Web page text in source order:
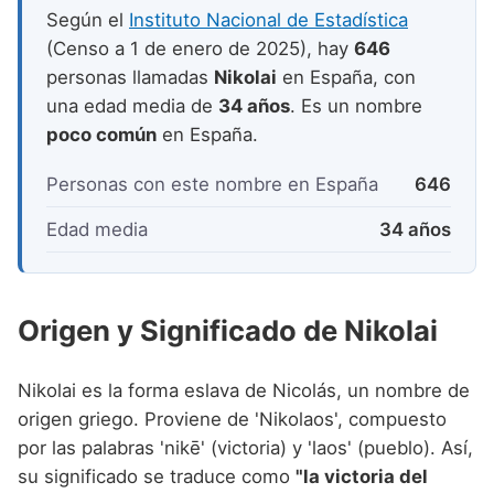
Nombres de niño que empiezan por P
Nombres de niño que empiezan por Q
Nombres de niño que empiezan por R
Nombres de niño que empiezan por S
Nombres de niño que empiezan por T
Nombres de niño que empiezan por U
Nombres de niño que empiezan por X
Nombres de niño que empiezan por Y
Nombres de niño que empiezan por Z
Nombres de Niño Valencianos
Nombres de Niño Vascos
Nombres de Niño Rumanos
Nombres de Niño Rusos
Nombres de Niño Suecos
Según el Instituto Nacional de Estadística
(Censo a 1 de enero de 2025), hay 646
personas llamadas Nikolai en España, con
una edad media de 34 años. Es un nombre
poco común en España.
Personas con este nombre en España 646
Edad media 34 años
Origen y Significado de Nikolai
Nikolai es la forma eslava de Nicolás, un nombre de
origen griego. Proviene de 'Nikolaos', compuesto
por las palabras 'nikē' (victoria) y 'laos' (pueblo). Así,
su significado se traduce como "la victoria del